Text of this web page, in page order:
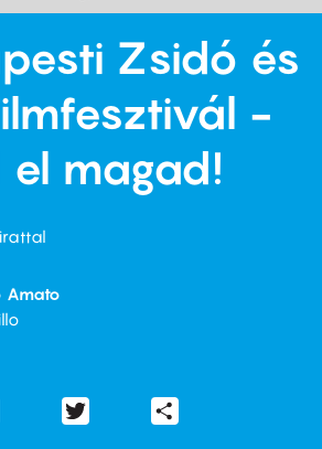
Zsidó és
-
el magad!
Amato
Facebook